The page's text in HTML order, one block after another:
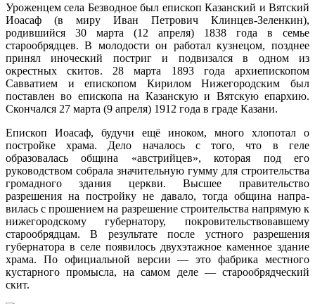
Уроженцем села Безводное был епископ Казанский и Вятский
Иоасаф (в миру Иван Петрович Клинцев-Зеленкин),
родившийся 30 марта (12 апреля) 1838 года в семье
старообрядцев. В молодости он работал кузне­цом, позднее
принял иноческий постриг и подвизался в одном из
окрестных скитов. 28 марта 1893 года ар­хиепископом
Савватием и епископом Кирилом Ниже­городским был
поставлен во епископа на Казанскую и Вятскую епархию.
Скончался 27 марта (9 апреля) 1912 года в граде Казани.
Епископ Иоасаф, будучи ещё иноком, много хло­потал о
постройке храма. Дело началось с того, что в геле
образовалась община «австрийцев», которая под его
руководством собрала значительную гумму для строитель­ства
громадного здания церкви. Высшее прави­тельство
разрешения на постройку не давало, тогда община напра­
вилась с прошением на разрешение строи­тельства напрямую к
нижегородскому губер­натору, покровитель­ствовавшему
старооб­рядцам. В результате после устного разреше­ния
губернатора в селе появилось двухэтажное каменное здание
храма. По офи­циальной версии — это фабрика местного
кустарного промысла, на самом деле — старообрядческий
скит.